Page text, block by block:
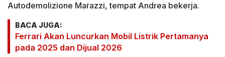
Autodemolizione Marazzi, tempat Andrea bekerja.
BACA JUGA:
Ferrari Akan Luncurkan Mobil Listrik Pertamanya
pada 2025 dan Dijual 2026